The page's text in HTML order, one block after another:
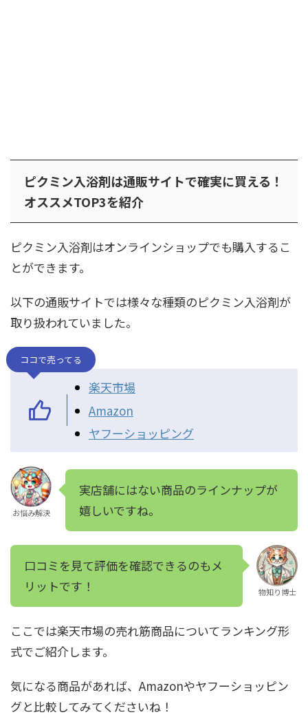
ピクミン入浴剤は通販サイトで確実に買える！
オススメTOP3を紹介
ピクミン入浴剤はオンラインショップでも購入するこ
とができます。
以下の通販サイトでは様々な種類のピクミン入浴剤が
取り扱われていました。
ココで売ってる
楽天市場
Amazon
ヤフーショッピング
お悩み解決
実店舗にはない商品のラインナップが
嬉しいですね。
口コミを見て評価を確認できるのもメ
リットです！
物知り博士
ここでは楽天市場の売れ筋商品についてランキング形
式でご紹介します。
気になる商品があれば、Amazonやヤフーショッピン
グと比較してみてくださいね！